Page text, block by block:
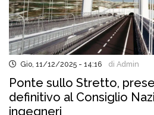
Gio, 11/12/2025 - 14:16 di Admin
Ponte sullo Stretto,
definitivo al Consiglio
ingegneri